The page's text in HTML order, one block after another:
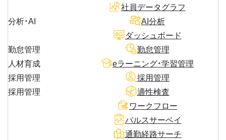
分析・AI
社員データグラフ
AI分析
ダッシュボード
勤怠管理
勤怠管理
人材育成
eラーニング・学習管理
採用管理
採用管理
採用管理
適性検査
ワークフロー
パルスサーベイ
通勤経路サーチ